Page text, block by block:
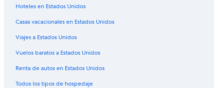
Hoteles en Estados Unidos
Casas vacacionales en Estados Unidos
Viajes a Estados Unidos
Vuelos baratos a Estados Unidos
Renta de autos en Estados Unidos
Todos los tipos de hospedaje